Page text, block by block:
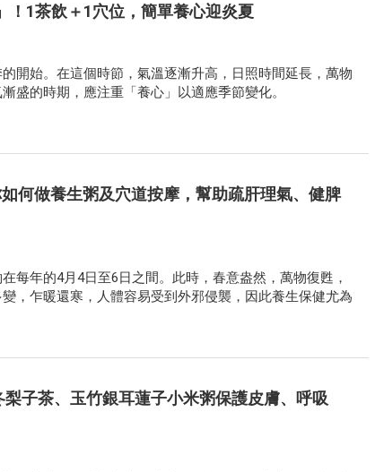
！1茶飲＋1穴位，簡單養心迎炎夏
開始。在這個時節，氣溫逐漸升高，日照時間延長，萬物
盛的時期，應注重「養心」以適應季節變化。​
何做養生粥及穴道按摩，幫助疏肝理氣、健脾
每年的4月4日至6日之間。此時，春意盎然，萬物復甦，
，乍暖還寒，人體容易受到外邪侵襲，因此養生保健尤為
子茶、玉竹銀耳蓮子小米粥保護皮膚、呼吸